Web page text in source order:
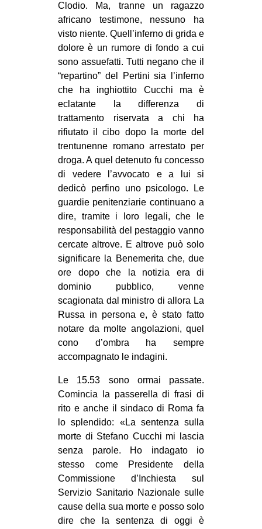
Clodio. Ma, tranne un ragazzo
africano testimone, nessuno ha
visto niente. Quell’inferno di grida e
dolore è un rumore di fondo a cui
sono assuefatti. Tutti negano che il
“repartino” del Pertini sia l’inferno
che ha inghiottito Cucchi ma è
eclatante la differenza di
trattamento riservata a chi ha
rifiutato il cibo dopo la morte del
trentunenne romano arrestato per
droga. A quel detenuto fu concesso
di vedere l’avvocato e a lui si
dedicò perfino uno psicologo. Le
guardie penitenziarie continuano a
dire, tramite i loro legali, che le
responsabilità del pestaggio vanno
cercate altrove. E altrove può solo
significare la Benemerita che, due
ore dopo che la notizia era di
dominio pubblico, venne
scagionata dal ministro di allora La
Russa in persona e, è stato fatto
notare da molte angolazioni, quel
cono d’ombra ha sempre
accompagnato le indagini.
Le 15.53 sono ormai passate.
Comincia la passerella di frasi di
rito e anche il sindaco di Roma fa
lo splendido: «La sentenza sulla
morte di Stefano Cucchi mi lascia
senza parole. Ho indagato io
stesso come Presidente della
Commissione d’Inchiesta sul
Servizio Sanitario Nazionale sulle
cause della sua morte e posso solo
dire che la sentenza di oggi è